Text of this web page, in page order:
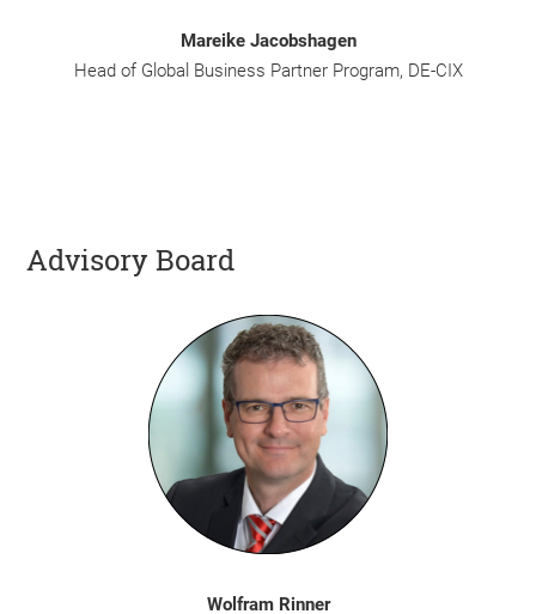
Mareike Jacobshagen
Head of Global Business Partner Program, DE-CIX
Advisory Board
Wolfram Rinner